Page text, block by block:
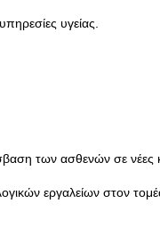
υγείας.
των ασθενών σε νέες
εργαλείων στον